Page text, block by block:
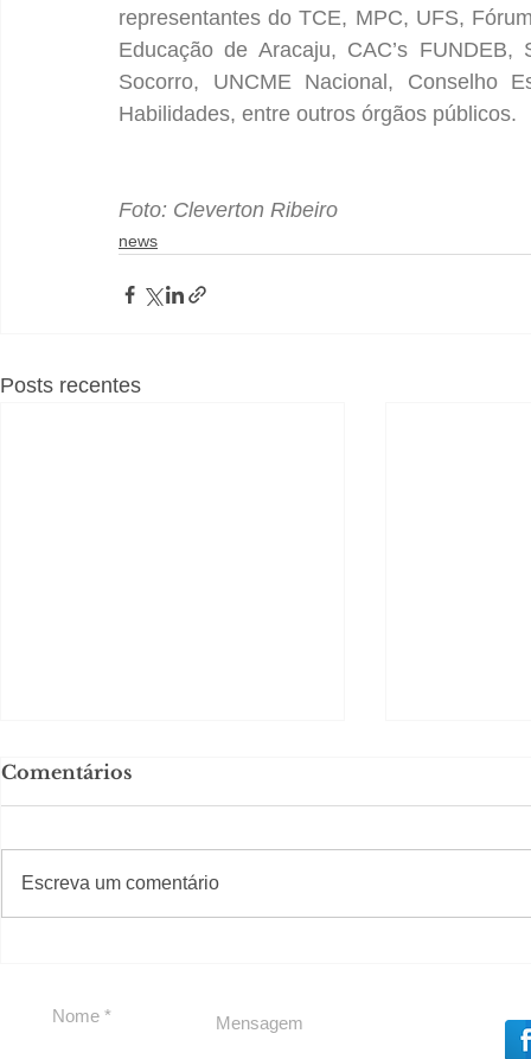
representantes do TCE, MPC, UFS,
Educação de Aracaju, CAC’s
Socorro, UNCME Nacional, Conselho
Habilidades, entre outros órgãos públicos.
Foto: Cleverton Ribeiro
news
Posts recentes
reforçam apoio a
Cláudio Mitidieri
Comentários
Escreva um comentário